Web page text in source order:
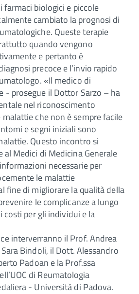
farmaci biologici e piccole
cambiato la prognosi di
Queste terapie
quando vengono
e pertanto è
precoce e l’invio rapido
«Il medico di
- prosegue il Dottor Sarzo – ha
nel riconoscimento
che non è sempre facile
e segni iniziali sono
Questo incontro si
Medici di Medicina Generale
necessarie per
le malattie
fine di migliorare la qualità della
le complicanze a lungo
costi per gli individui e la
interverranno il Prof. Andrea
Bindoli, il Dott. Alessandro
Padoan e la Prof.ssa
di Reumatologia
- Università di Padova.